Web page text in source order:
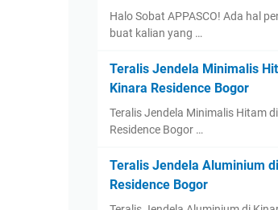
Halo Sobat APPASCO! Ada hal
buat kalian yang …
Teralis Jendela Minimalis
Kinara Residence Bogor
Teralis Jendela Minimalis Hitam
Residence Bogor …
Teralis Jendela Aluminium
Residence Bogor